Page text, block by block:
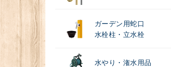
ガーデン用蛇口
水栓柱・立水栓
水やり・潅水用品